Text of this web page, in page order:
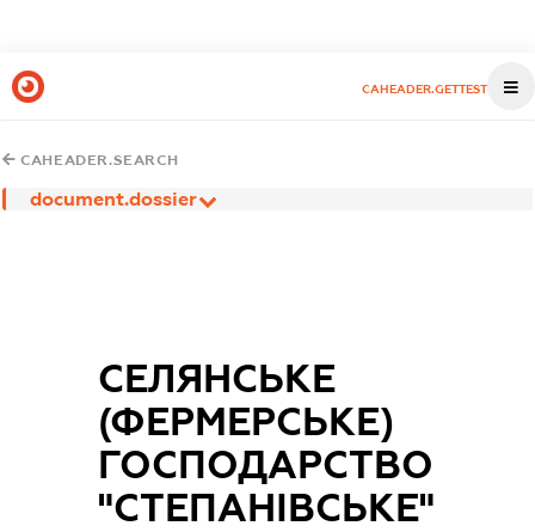
CAHEADER.GETTEST
CAHEADER.SEARCH
document.dossier
СЕЛЯНСЬКЕ
(ФЕРМЕРСЬКЕ)
ГОСПОДАРСТВО
"СТЕПАНІВСЬКЕ"